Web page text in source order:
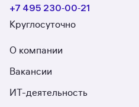
+7 495 230‑00‑21
Круглосуточно
О компании
Вакансии
ИТ-деятельность